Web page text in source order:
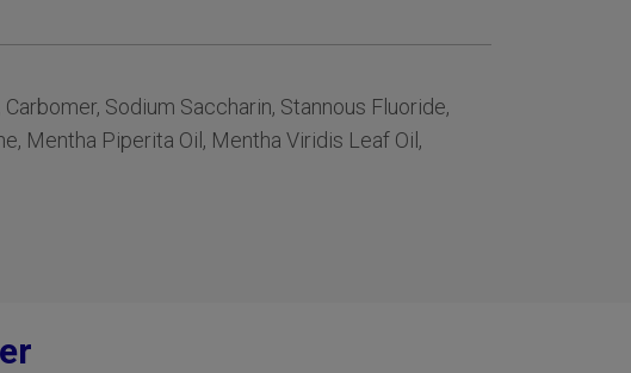
Sodium Saccharin, Stannous Fluoride,
Mentha Piperita Oil, Mentha Viridis Leaf Oil,